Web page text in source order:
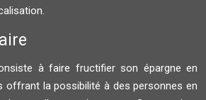
à faire fructifier son épargne en
offrant la possibilité à des personnes en